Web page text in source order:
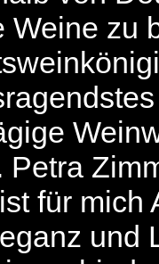
Weine zu
Petra
für mich
und